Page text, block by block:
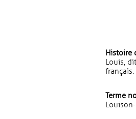
Histoire
Louis,
français.
Terme